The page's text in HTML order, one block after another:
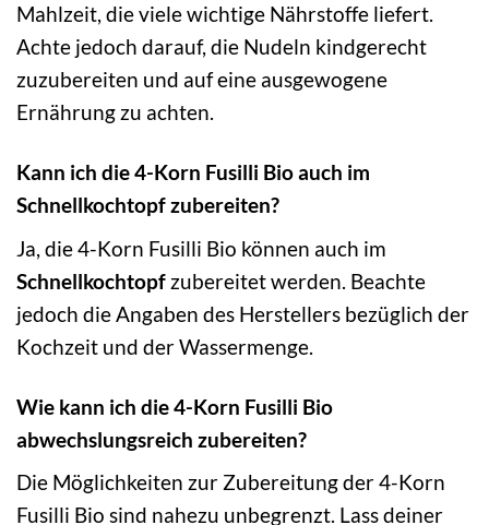
Mahlzeit, die viele wichtige Nährstoffe liefert.
Achte jedoch darauf, die Nudeln kindgerecht
zuzubereiten und auf eine ausgewogene
Ernährung zu achten.
Kann ich die 4-Korn Fusilli Bio auch im
Schnellkochtopf zubereiten?
Ja, die 4-Korn Fusilli Bio können auch im
Schnellkochtopf zubereitet werden. Beachte
jedoch die Angaben des Herstellers bezüglich der
Kochzeit und der Wassermenge.
Wie kann ich die 4-Korn Fusilli Bio
abwechslungsreich zubereiten?
Die Möglichkeiten zur Zubereitung der 4-Korn
Fusilli Bio sind nahezu unbegrenzt. Lass deiner